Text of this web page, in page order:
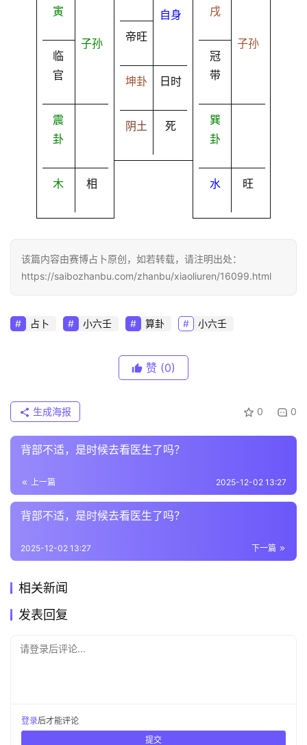
寅
临
官
子孙
震
卦
木 相
帝旺
自身
坤卦 日时
阴土 死
戌
冠
带
子孙
巽
卦
水 旺
该篇内容由赛博占卜原创，如若转载，请注明出处：
https://saibozhanbu.com/zhanbu/xiaoliuren/16099.html
占卜 小六壬 算卦 小六壬
赞 (0)
0 0
生成海报
背部不适，是时候去看医生了吗？
上一篇 2025-12-02 13:27
背部不适，是时候去看医生了吗？
下一篇
2025-12-02 13:27
相关新闻
发表回复
请登录后评论...
登录后才能评论
提交